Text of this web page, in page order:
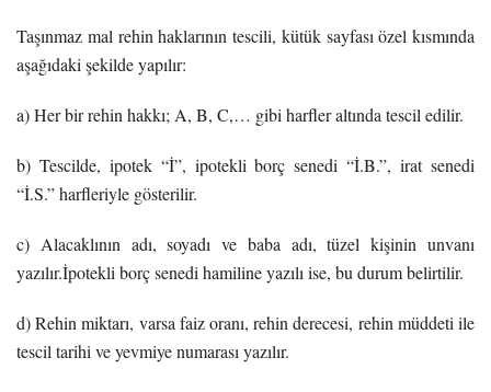
Taşınmaz mal rehin haklarının tescili, kütük sayfası özel kısmında
aşağıdaki şekilde yapılır:
a) Her bir rehin hakkı; A, B, C,… gibi harfler altında tescil edilir.
b) Tescilde, ipotek “İ”, ipotekli borç senedi “İ.B.”, irat senedi
“İ.S.” harfleriyle gösterilir.
c) Alacaklının adı, soyadı ve baba adı, tüzel kişinin unvanı
yazılır.İpotekli borç senedi hamiline yazılı ise, bu durum belirtilir.
d) Rehin miktarı, varsa faiz oranı, rehin derecesi, rehin müddeti ile
tescil tarihi ve yevmiye numarası yazılır.